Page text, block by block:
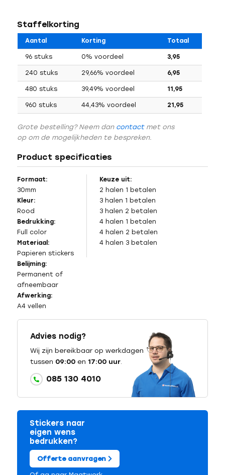
Staffelkorting
Aantal Korting Totaal
96 stuks 0% voordeel 3,95
240 stuks 29,66% voordeel 6,95
480 stuks 39,49% voordeel 11,95
960 stuks 44,43% voordeel 21,95
Grote bestelling? Neem dan contactmet ons
op om de mogelijkheden te bespreken.
Product specificaties
Formaat:
30mm
Kleur:
Rood
Bedrukking:
Full color
Materiaal:
Papieren stickers
Belijming:
Permanent of
afneembaar
Afwerking:
A4 vellen
Keuze uit:
2 halen 1 betalen
3 halen 1 betalen
3 halen 2 betalen
4 halen 1 betalen
4 halen 2 betalen
4 halen 3 betalen
Advies nodig?
Wij zijn bereikbaar op werkdagen
tussen 09:00en 17:00 uur.
085 130 4010
Stickers naar
eigen wens
bedrukken?
Offerte aanvragen